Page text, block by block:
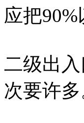
应把
二级出
次要许多